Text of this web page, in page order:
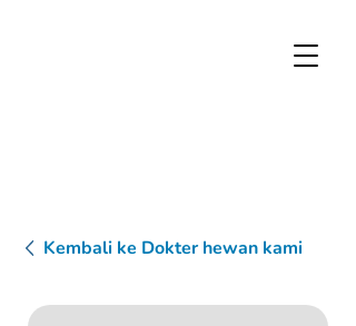
Kembali ke Dokter hewan kami